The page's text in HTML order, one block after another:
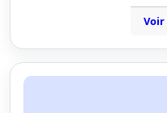
Voir